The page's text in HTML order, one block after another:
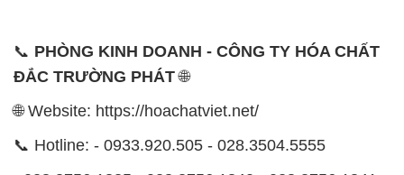
📞 PHÒNG KINH DOANH - CÔNG TY HÓA CHẤT
ĐẮC TRƯỜNG PHÁT🌐
🌐 Website: https://hoachatviet.net/
📞 Hotline: - 0933.920.505 - 028.3504.5555